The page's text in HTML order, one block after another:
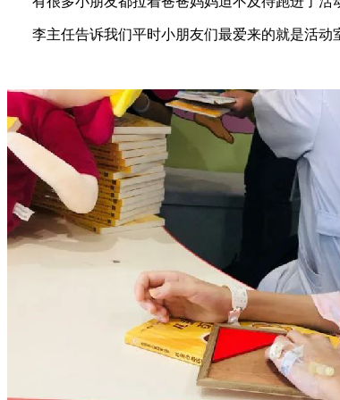
李主任告诉我们平时小朋友们最爱来的就是活动